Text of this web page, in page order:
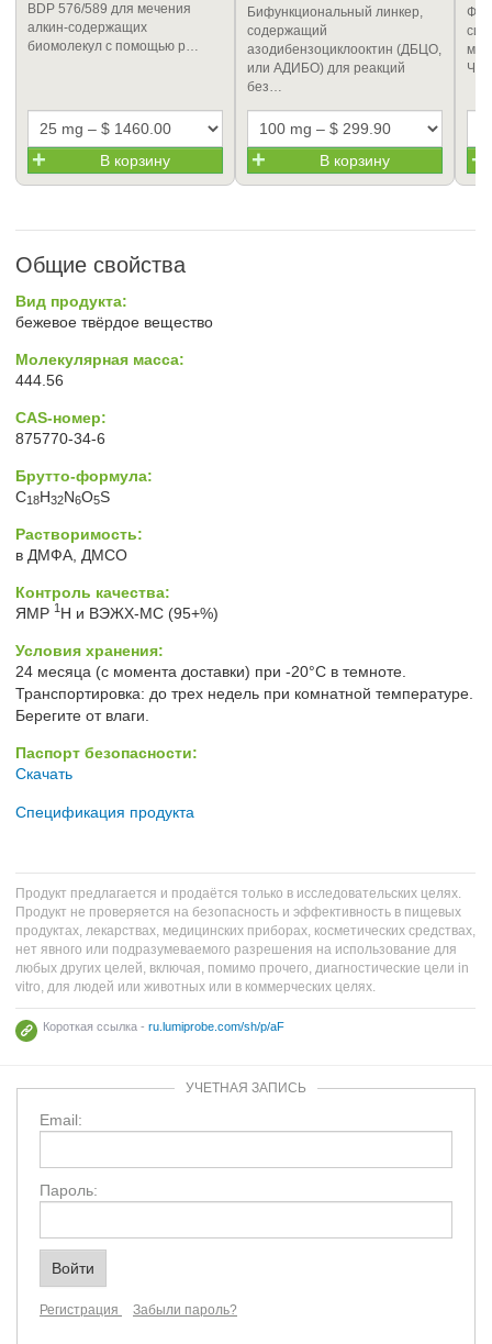
BDP 576/589 для мечения
алкин-содержащих
биомолекул с помощью р…
В корзину
Бифункциональный линкер,
содержащий
азодибензоциклооктин (ДБЦО,
или АДИБО) для реакций
без…
В корзину
Общие свойства
Вид продукта:
бежевое твёрдое вещество
Молекулярная масса:
444.56
CAS-номер:
875770-34-6
Брутто-формула:
C18H32N6O5S
Растворимость:
в ДМФА, ДМСО
Контроль качества:
ЯМР 1 H и ВЭЖХ-МС (95+%)
Условия хранения:
24 месяца (с момента доставки) при -20°C в темноте.
Транспортировка: до трех недель при комнатной температуре.
Берегите от влаги.
Паспорт безопасности:
Скачать
Спецификация продукта
Продукт предлагается и продаётся только в исследовательских целях.
Продукт не проверяется на безопасность и эффективность в пищевых
продуктах, лекарствах, медицинских приборах, косметических средствах,
нет явного или подразумеваемого разрешения на использование для
любых других целей, включая, помимо прочего, диагностические цели in
vitro, для людей или животных или в коммерческих целях.
Короткая ссылка - ru.lumiprobe.com/sh/p/aF
УЧЕТНАЯ ЗАПИСЬ
Email:
Пароль:
Регистрация Забыли пароль?